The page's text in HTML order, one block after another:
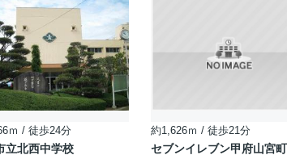
ｍ / 徒歩24分
立北西中学校
約1,626ｍ / 徒歩21分
セブンイレブン甲府山宮